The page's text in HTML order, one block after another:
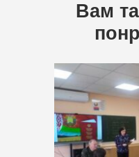
Вам